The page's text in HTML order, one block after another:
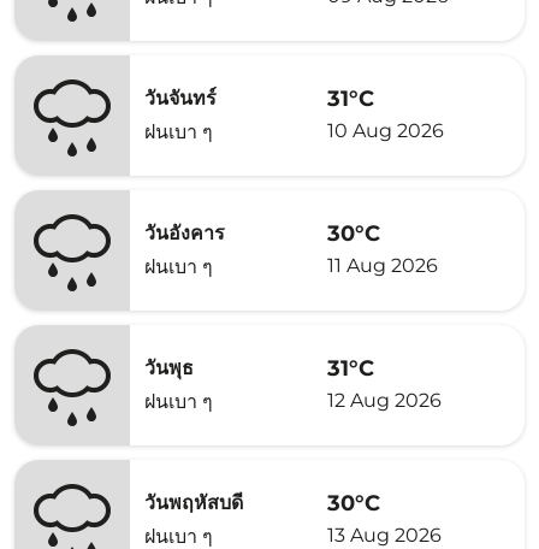
วันจันทร์
ฝนเบา ๆ
31°C
10 Aug 2026
วันอังคาร
ฝนเบา ๆ
30°C
11 Aug 2026
วันพุธ
ฝนเบา ๆ
31°C
12 Aug 2026
วันพฤหัสบดี
ฝนเบา ๆ
30°C
13 Aug 2026